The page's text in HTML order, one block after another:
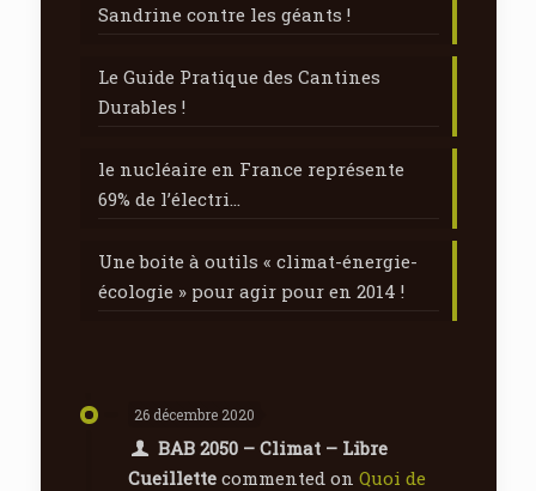
Sandrine contre les géants !
Le Guide Pratique des Cantines
Durables !
le nucléaire en France représente
69% de l’électri…
Une boite à outils « climat-énergie-
écologie » pour agir pour en 2014 !
26 décembre 2020
BAB 2050 – Climat – Libre
Cueillettecommented on Quoi de